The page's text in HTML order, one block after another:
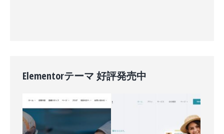
Elementorテーマ 好評発売中